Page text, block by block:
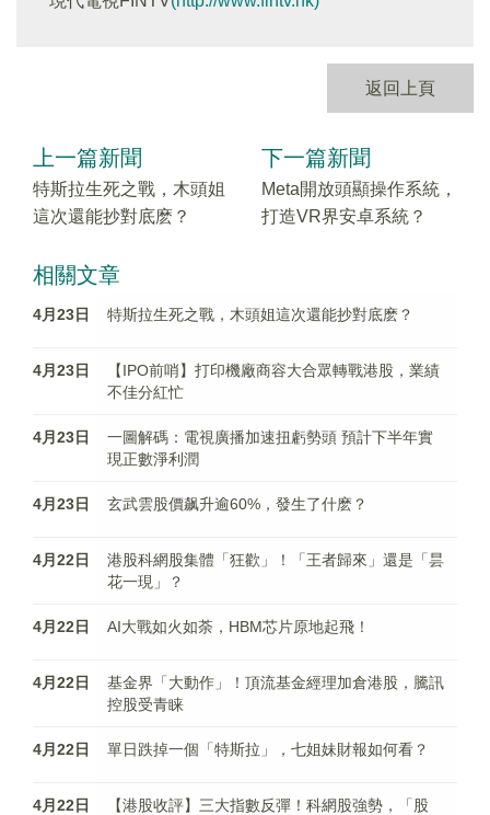
返回上頁
上一篇新聞
特斯拉生死之戰，木頭姐
這次還能抄對底麽？
下一篇新聞
Meta開放頭顯操作系統，
打造VR界安卓系統？
相關文章
4月23日 特斯拉生死之戰，木頭姐這次還能抄對底麽？
4月23日
【IPO前哨】打印機廠商容大合眾轉戰港股，業績
不佳分紅忙
4月23日
一圖解碼：電視廣播加速扭虧勢頭 預計下半年實
現正數淨利潤
4月23日 玄武雲股價飙升逾60%，發生了什麽？
4月22日
港股科網股集體「狂歡」！「王者歸來」還是「昙
花一現」？
4月22日 AI大戰如火如荼，HBM芯片原地起飛！
4月22日
基金界「大動作」！頂流基金經理加倉港股，騰訊
控股受青睐
4月22日 單日跌掉一個「特斯拉」，七姐妹財報如何看？
4月22日
【港股收評】三大指數反彈！科網股強勢，「股